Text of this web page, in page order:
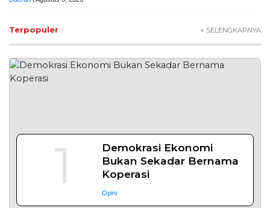
Terpopuler + SELENGKAPNYA
1
Demokrasi Ekonomi
Bukan Sekadar Bernama
Koperasi
Opini